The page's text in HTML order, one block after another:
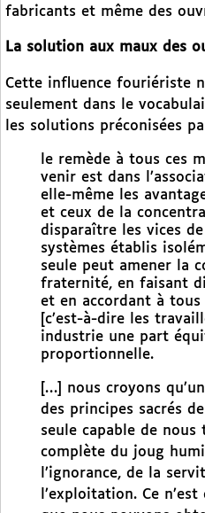
fabricants et même des
La solution aux maux des
Cette influence fouriériste
seulement dans le
les solutions préconisées
le remède à tous ces
venir est dans
elle-même les
et ceux de la
disparaître les vices
systèmes établis
seule peut amener la
fraternité, en faisant
et en accordant à
[c’est-à-dire les
industrie une part
proportionnelle.
[…] nous croyons
des principes sacrés
seule capable de nous
complète du joug
l’ignorance, de la
l’exploitation. Ce